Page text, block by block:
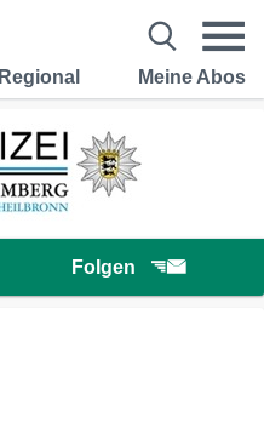
Regional Meine Abos
Folgen